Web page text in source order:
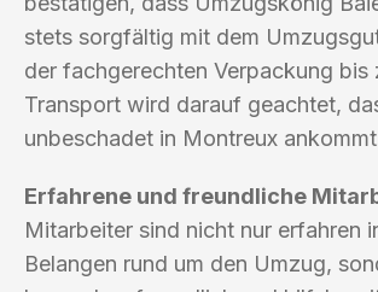
stets sorgfältig mit dem
der fachgerechten Verpackung bis
Transport wird darauf geachtet,
unbeschadet in Montreux
Erfahrene und freundliche
Mitarbeiter sind nicht nur erfahren
Belangen rund um den Umzug,